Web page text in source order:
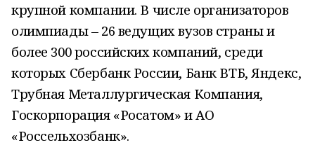
крупной компании. В числе организаторов
олимпиады – 26 ведущих вузов страны и
более 300 российских компаний, среди
которых Сбербанк России, Банк ВТБ, Яндекс,
Трубная Металлургическая Компания,
Госкорпорация «Росатом» и АО
«Россельхозбанк».